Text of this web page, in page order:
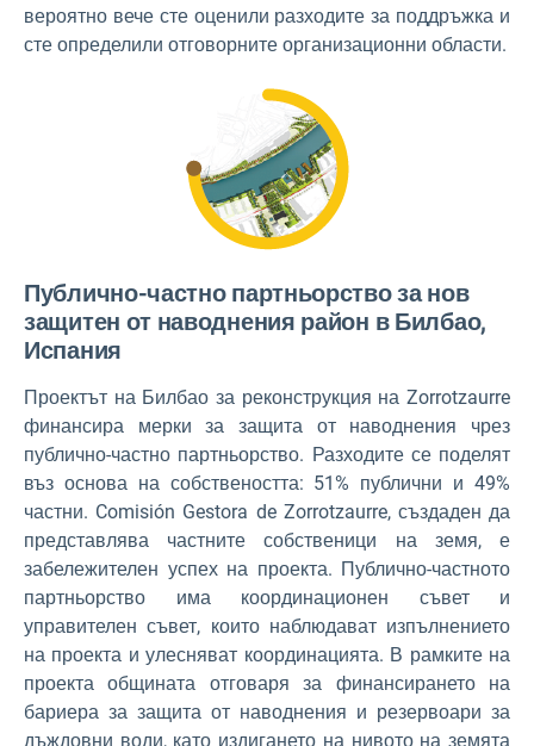
вероятно вече сте оценили разходите за поддръжка и
сте определили отговорните организационни области.
Публично-частно партньорство за нов
защитен от наводнения район в Билбао,
Испания
Проектът на Билбао за реконструкция на Zorrotzaurre
финансира мерки за защита от наводнения чрез
публично-частно партньорство. Разходите се поделят
въз основа на собствеността: 51% публични и 49%
частни. Comisión Gestora de Zorrotzaurre, създаден да
представлява частните собственици на земя, е
забележителен успех на проекта. Публично-частното
партньорство има координационен съвет и
управителен съвет, които наблюдават изпълнението
на проекта и улесняват координацията. В рамките на
проекта общината отговаря за финансирането на
бариера за защита от наводнения и резервоари за
дъждовни води, като издигането на нивото на земята